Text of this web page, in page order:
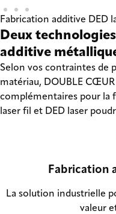
Fabrication additive DED
Deux
additive
Selon vos contraintes de
matériau, DOUBLE
complémentaires pour la
laser fil et DED laser
Fabrication
La solution industrielle
valeur